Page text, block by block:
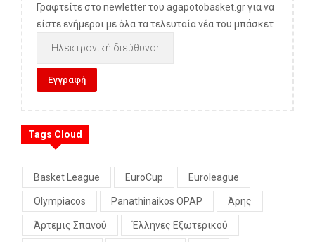
Γραφτείτε στο newletter του agapotobasket.gr για να
είστε ενήμεροι με όλα τα τελευταία νέα του μπάσκετ
Tags Cloud
Basket League EuroCup Euroleague
Olympiacos Panathinaikos OPAP Άρης
Άρτεμις Σπανού Έλληνες Εξωτερικού